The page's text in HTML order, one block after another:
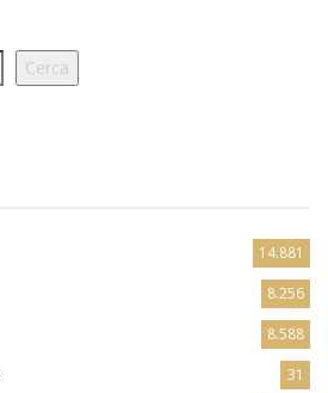
Cerca
14.881
8.256
8.588
31